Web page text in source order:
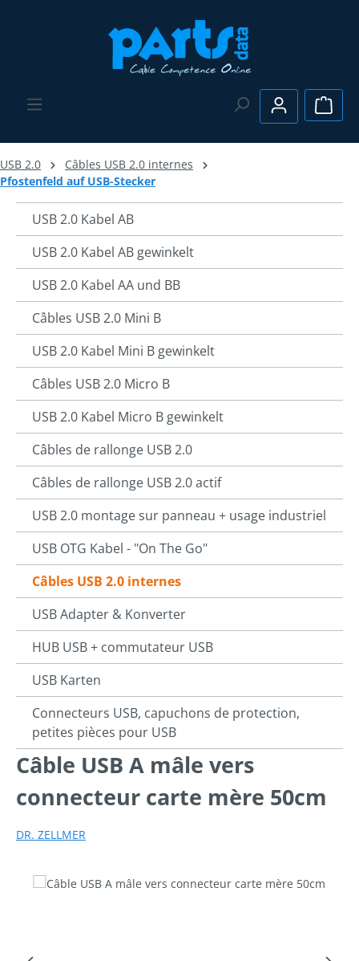
Le
USB 2.0
Câbles USB 2.0 internes
Pfostenfeld auf USB-Stecker
USB 2.0 Kabel AB
USB 2.0 Kabel AB gewinkelt
USB 2.0 Kabel AA und BB
Câbles USB 2.0 Mini B
USB 2.0 Kabel Mini B gewinkelt
Câbles USB 2.0 Micro B
USB 2.0 Kabel Micro B gewinkelt
Câbles de rallonge USB 2.0
Câbles de rallonge USB 2.0 actif
USB 2.0 montage sur panneau + usage industriel
USB OTG Kabel - "On The Go"
Câbles USB 2.0 internes
USB Adapter & Konverter
HUB USB + commutateur USB
USB Karten
Connecteurs USB, capuchons de protection,
petites pièces pour USB
Câble USB A mâle vers
connecteur carte mère 50cm
DR. ZELLMER
Ignorer la galerie d'images